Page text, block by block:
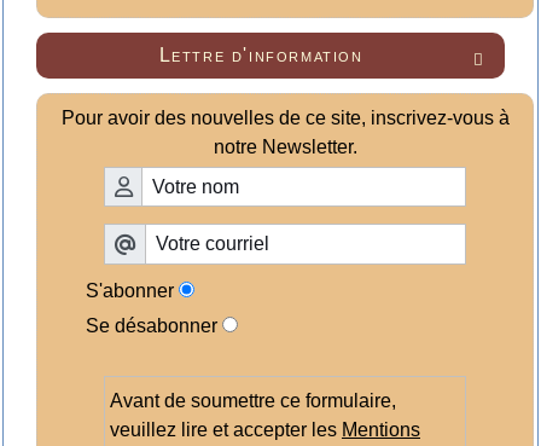

Lettre d'information
Pour avoir des nouvelles de ce site, inscrivez-vous à
notre Newsletter.
S'abonner
Se désabonner
Avant de soumettre ce formulaire,
veuillez lire et accepter les Mentions